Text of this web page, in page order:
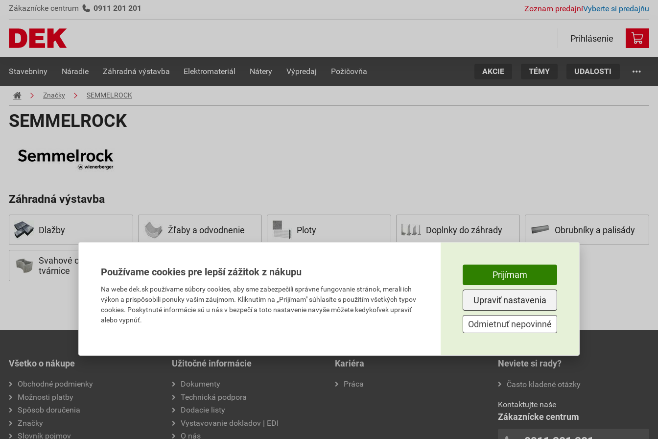
Zákaznícke centrum 0911 201 201 Zoznam predajníVyberte si predajňu
Prihlásenie
Stavebniny Náradie Záhradná výstavba Elektromateriál Nátery Výpredaj Požičovňa AKCIE TÉMY UDALOSTI
Značky SEMMELROCK
SEMMELROCK
Záhradná výstavba
Dlažby Žľaby a odvodnenie Ploty Doplnky do záhrady Obrubníky a palisády
Svahové oporné
tvárnice
Všetko o nákupe
Obchodné podmienky
Možnosti platby
Spôsob doručenia
Značky
Slovník pojmov
Užitočné informácie
Dokumenty
Technická podpora
Dodacie listy
Vystavovanie dokladov | EDI
O nás
Kariéra
Práca
Neviete si rady?
Často kladené otázky
Kontaktujte naše
Zákaznícke centrum
Používame cookies pre lepší zážitok z nákupu
Na webe dek.sk používame súbory cookies, aby sme zabezpečili správne fungovanie stránok, merali ich
výkon a prispôsobili ponuky vašim záujmom. Kliknutím na „Prijímam" súhlasíte s použitím všetkých typov
cookies. Poskytnuté informácie sú u nás v bezpečí a toto nastavenie navyše môžete kedykoľvek upraviť
alebo vypnúť.
Prijímam
Upraviť nastavenia
Odmietnuť nepovinné